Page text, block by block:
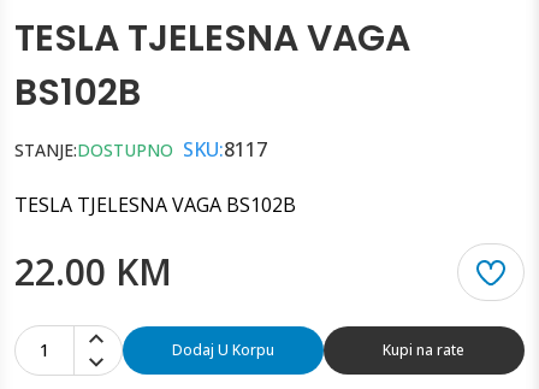
TESLA TJELESNA VAGA
BS102B
STANJE:DOSTUPNO SKU:8117
TESLA TJELESNA VAGA BS102B
22.00 KM
1 Dodaj U Korpu Kupi na rate